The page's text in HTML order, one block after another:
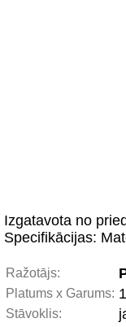
Izgatavota no
Specifikācijas:
Ražotājs:
Platums x Garums:
Stāvoklis: